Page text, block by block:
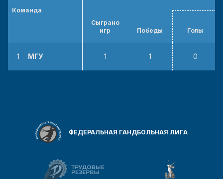
Команда
Сыграно
игр
Победы Голы
1 МГУ 1 1 0
ФЕДЕРАЛЬНАЯ ГАНДБОЛЬНАЯ ЛИГА